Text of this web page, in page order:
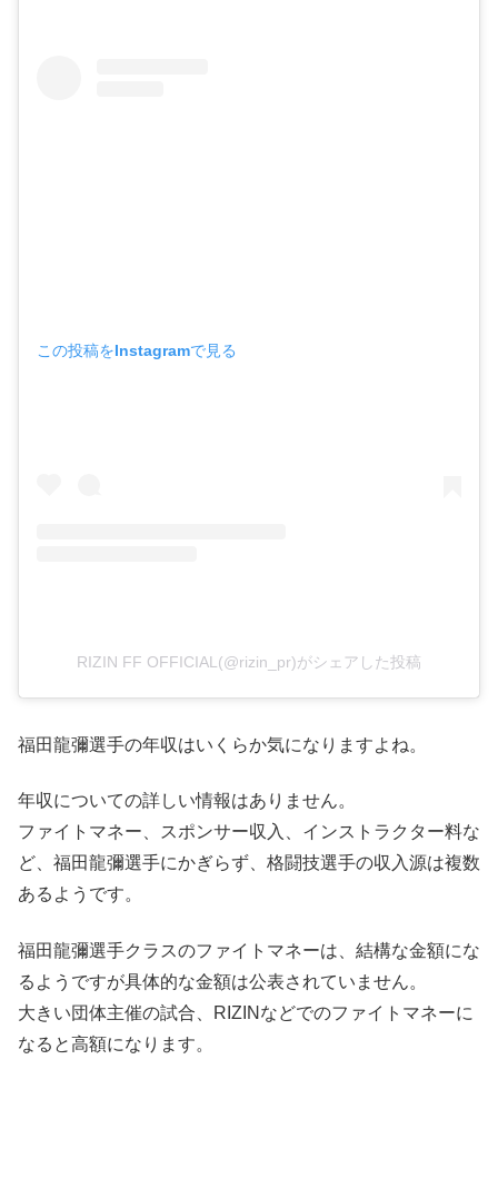
この投稿をInstagramで見る
RIZIN FF OFFICIAL(@rizin_pr)がシェアした投稿
福田龍彌選手の年収はいくらか気になりますよね。
年収についての詳しい情報はありません。
ファイトマネー、スポンサー収入、インストラクター料な
ど、福田龍彌選手にかぎらず、格闘技選手の収入源は複数
あるようです。
福田龍彌選手クラスのファイトマネーは、結構な金額にな
るようですが具体的な金額は公表されていません。
大きい団体主催の試合、RIZINなどでのファイトマネーに
なると高額になります。